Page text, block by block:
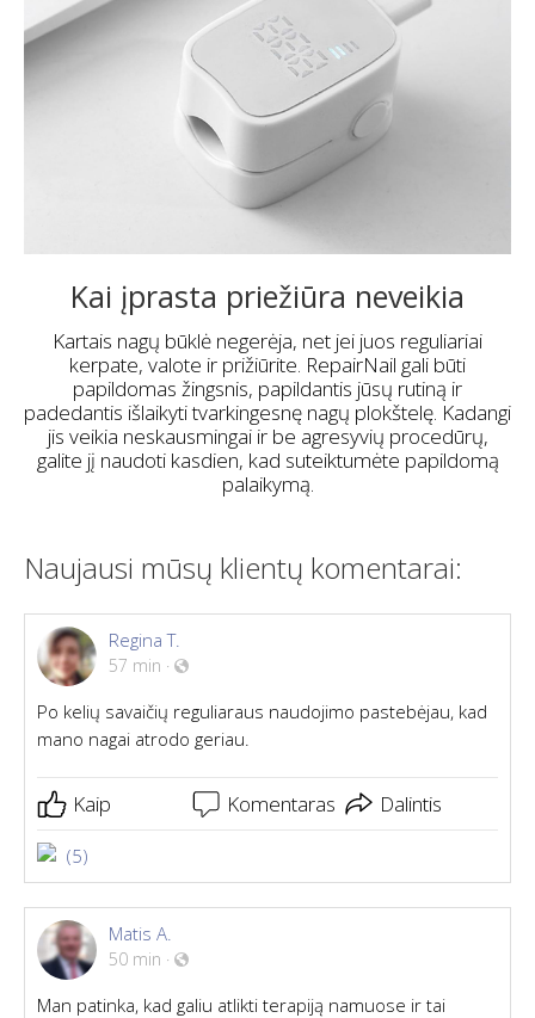
Kai įprasta priežiūra neveikia
Kartais nagų būklė negerėja, net jei juos reguliariai
kerpate, valote ir prižiūrite. RepairNail gali būti
papildomas žingsnis, papildantis jūsų rutiną ir
padedantis išlaikyti tvarkingesnę nagų plokštelę. Kadangi
jis veikia neskausmingai ir be agresyvių procedūrų,
galite jį naudoti kasdien, kad suteiktumėte papildomą
palaikymą.
Naujausi mūsų klientų komentarai:
Regina T.
57 min ·
Po kelių savaičių reguliaraus naudojimo pastebėjau, kad
mano nagai atrodo geriau.
Kaip Komentaras Dalintis
(5)
Matis A.
50 min ·
Man patinka, kad galiu atlikti terapiją namuose ir tai